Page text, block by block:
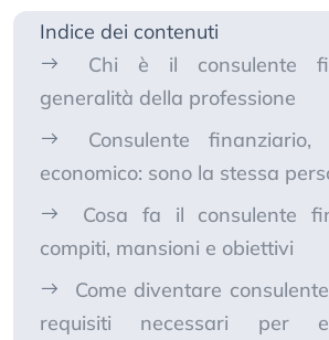
Indice dei contenuti
Chi è il consulente
generalità della professione
Consulente
economico: sono la stessa
Cosa fa il consulente
compiti, mansioni e obiettivi
Come diventare
requisiti necessari per